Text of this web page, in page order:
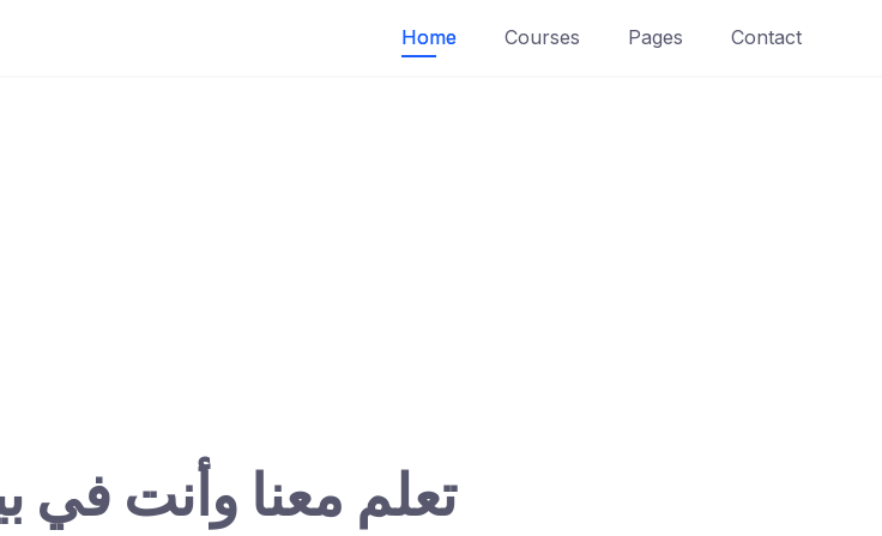
Home Courses Pages Contact
تعلم معنا وأنت في